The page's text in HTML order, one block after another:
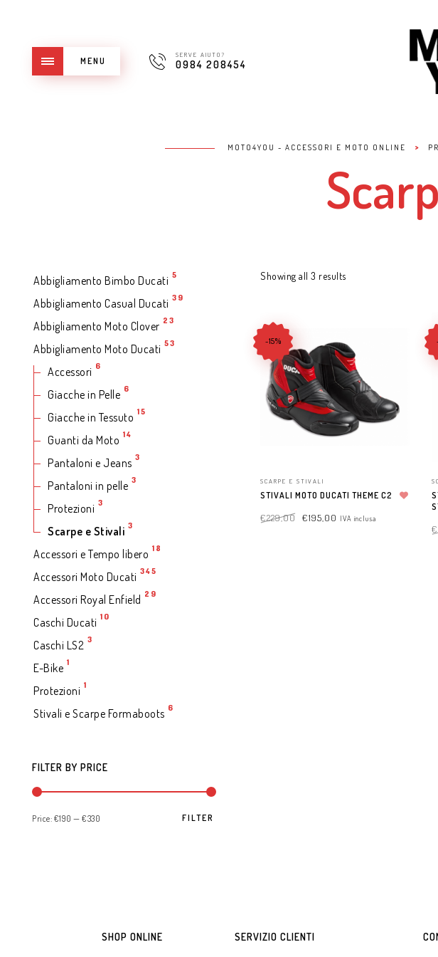
MENU
SERVE AIUTO?
0984 208454
MOTO4YOU - ACCESSORI E MOTO ONLINE >
Abbigliamento Bimbo Ducati 5
Abbigliamento Casual Ducati 39
Abbigliamento Moto Clover 23
Abbigliamento Moto Ducati 53
Accessori 6
Giacche in Pelle 6
Giacche in Tessuto 15
Guanti da Moto 14
Pantaloni e Jeans 3
Pantaloni in pelle 3
Protezioni 3
Scarpe e Stivali 3
Accessori e Tempo libero 18
Accessori Moto Ducati 345
Accessori Royal Enfield 29
Caschi Ducati 10
Caschi LS2 3
E-Bike 1
Protezioni 1
Stivali e Scarpe Formaboots 6
FILTER BY PRICE
FILTER
Price: €190 — €330
Showing all 3 results
-15%
SCARPE E STIVALI
STIVALI MOTO DUCATI THEME C2
€229,00 €195,00 IVA inclusa
€
SHOP ONLINE SERVIZIO CLIENTI